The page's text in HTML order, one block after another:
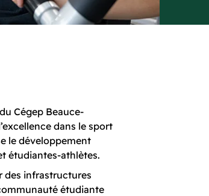
Cégep Beauce-
dans le sport
le développement
étudiantes-athlètes.
des infrastructures
étudiante